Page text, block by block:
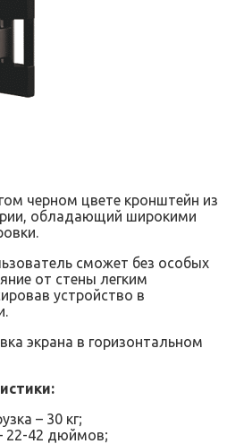
черном цвете кронштейн из
обладающий широкими
сможет без особых
от стены легким
устройство в
экрана в горизонтальном
– 30 кг;
22-42 дюймов;